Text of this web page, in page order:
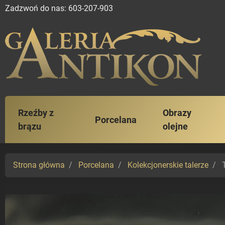
Zadzwoń do nas: 603-207-903
Rzeźby z
brązu
Porcelana
Obrazy
olejne
Strona główna Porcelana Kolekcjonerskie talerze